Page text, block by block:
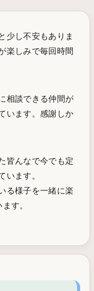
少し不安もありま
楽しみで毎回時間
相談できる仲間が
います。感謝しか
皆んなで今でも定
います。
る様子を一緒に楽
す。